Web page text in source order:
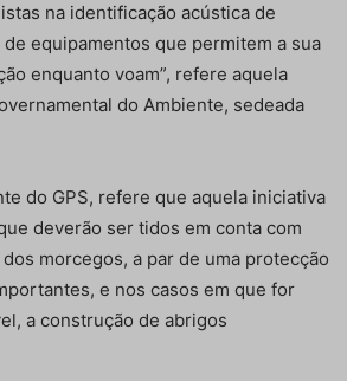
na identificação acústica de
equipamentos que permitem a sua
enquanto voam”, refere aquela
do Ambiente, sedeada
do GPS, refere que aquela iniciativa
deverão ser tidos em conta com
morcegos, a par de uma protecção
e nos casos em que for
a construção de abrigos